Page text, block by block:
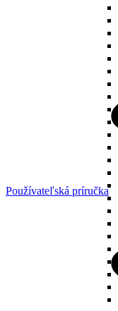
Používateľská príručka